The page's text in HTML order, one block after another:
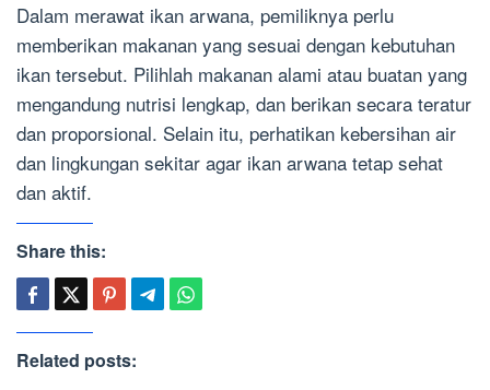
Dalam merawat ikan arwana, pemiliknya perlu
memberikan makanan yang sesuai dengan kebutuhan
ikan tersebut. Pilihlah makanan alami atau buatan yang
mengandung nutrisi lengkap, dan berikan secara teratur
dan proporsional. Selain itu, perhatikan kebersihan air
dan lingkungan sekitar agar ikan arwana tetap sehat
dan aktif.
Share this:
Related posts: